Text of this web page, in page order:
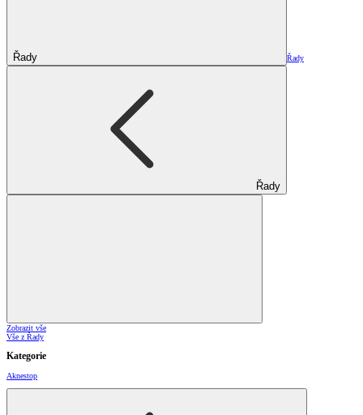
Řady Řady
Řady
Zobrazit vše
Vše z Řady
Kategorie
Aknestop